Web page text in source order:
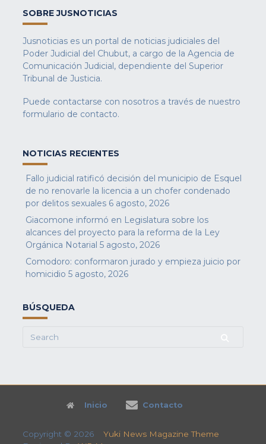
SOBRE JUSNOTICIAS
Jusnoticias es un portal de noticias judiciales del
Poder Judicial del Chubut, a cargo de la Agencia de
Comunicación Judicial, dependiente del Superior
Tribunal de Justicia.
Puede contactarse con nosotros a través de nuestro
formulario de contacto.
NOTICIAS RECIENTES
Fallo judicial ratificó decisión del municipio de Esquel
de no renovarle la licencia a un chofer condenado
por delitos sexuales 6 agosto, 2026
Giacomone informó en Legislatura sobre los
alcances del proyecto para la reforma de la Ley
Orgánica Notarial 5 agosto, 2026
Comodoro: conformaron jurado y empieza juicio por
homicidio 5 agosto, 2026
BÚSQUEDA
Search
Inicio Contacto
Copyright © 2026 Yuki News Magazine Theme